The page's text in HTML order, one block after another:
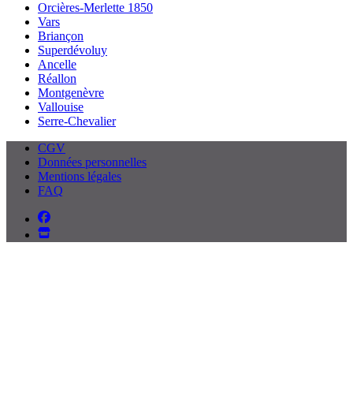
Orcières-Merlette 1850
Vars
Briançon
Superdévoluy
Ancelle
Réallon
Montgenèvre
Vallouise
Serre-Chevalier
CGV
Données personnelles
Mentions légales
FAQ